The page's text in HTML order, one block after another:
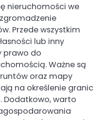
nieruchomości we
Przede wszystkim
lub inny
prawo do
Ważne są
oraz mapy
na określenie granic
Dodatkowo, warto